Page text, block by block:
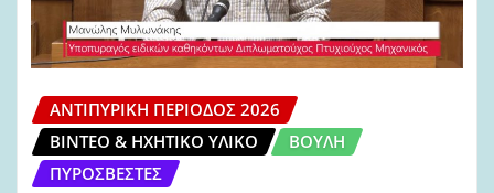
ΑΝΤΙΠΥΡΙΚΉ ΠΕΡΊΟΔΟΣ 2026
ΒΊΝΤΕΟ & ΗΧΗΤΙΚΌ ΥΛΙΚΌ
ΒΟΥΛΉ
ΠΥΡΟΣΒΈΣΤΕΣ